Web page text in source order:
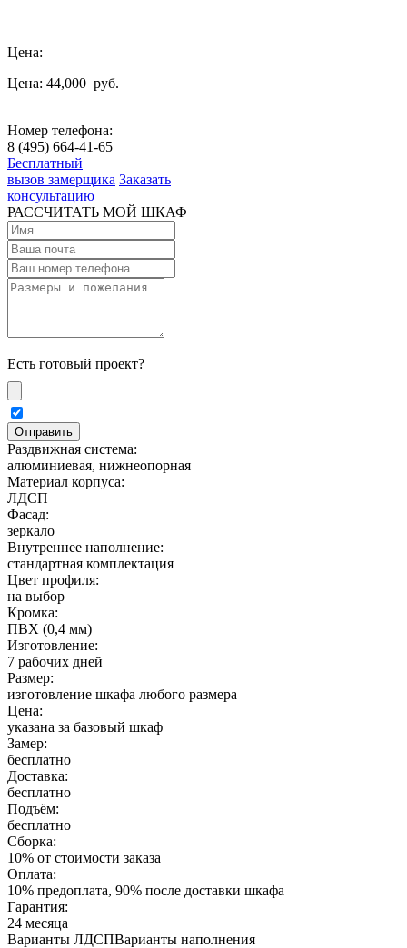
Цена:
Цена: 44,000 руб.
Номер телефона:
8 (495) 664-41-65
Бесплатный
вызов замерщика Заказать
консультацию
РАССЧИТАТЬ МОЙ ШКАФ
Есть готовый проект?
Раздвижная система:
алюминиевая, нижнеопорная
Материал корпуса:
ЛДСП
Фасад:
зеркало
Внутреннее наполнение:
стандартная комплектация
Цвет профиля:
на выбор
Кромка:
ПВХ (0,4 мм)
Изготовление:
7 рабочих дней
Размер:
изготовление шкафа любого размера
Цена:
указана за базовый шкаф
Замер:
бесплатно
Доставка:
бесплатно
Подъём:
бесплатно
Сборка:
10% от стоимости заказа
Оплата:
10% предоплата, 90% после доставки шкафа
Гарантия:
24 месяца
Варианты ЛДСПВарианты наполнения